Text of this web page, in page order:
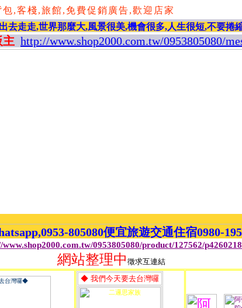
棧,旅館,免費促銷廣告,歡迎店家,歡迎需求旅人,
去走走,世界那麼大,風景很美,機會很多,人生很短,不要捲
主 http://www.shop2000.com.tw/0953805080/
805080便宜旅遊交通住宿0980-
0953805080/product/127562/p4260218
網站整理中 徵求互連結
◆ 我們今天要去台灣囉